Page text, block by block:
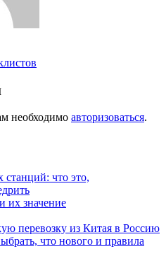
необходимо авторизоваться.
станций: что это,
их значение
перевозку из Китая в Россию
что нового и правила